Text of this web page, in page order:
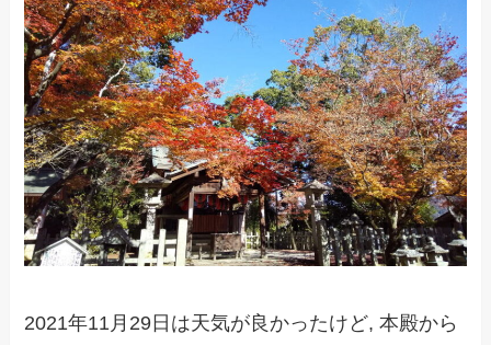
2021年11月29日は天気が良かったけど, 本殿から